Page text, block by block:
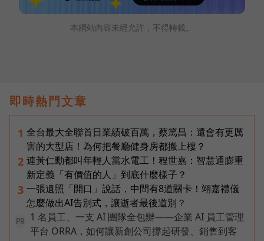
本網站內容未經允許，不得轉載。
即時熱門文章
1 全台最大全聯首日業績破百萬，蔡篤昌：還會有更厲
害的大型店！為何把餐廳健身房都搬上樓？
2 連黃仁勳都叫年輕人當水電工！程世嘉：智慧通膨重
新定義「有價值的人」到底什麼樣子？
3 一張遺照「開口」說話，中間有8道關卡！翊嘉禮儀
怎麼做出AI告別式，讓逝者最後道別？
PR
1 名員工、一支 AI 團隊全包辦——企業 AI 員工管理
平台 ORRA，如何讓新創公司撐起研發、銷售到客